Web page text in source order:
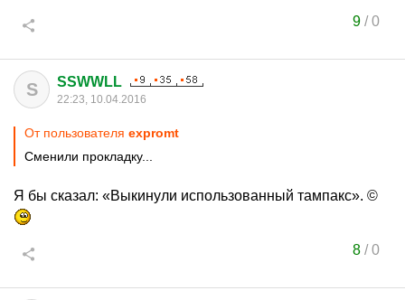
9/0
S SSWWLL
22:23, 10.04.2016
От пользователя expromt
Сменили прокладку...
Я бы сказал: «Выкинули использованный тампакс». ©
8/0